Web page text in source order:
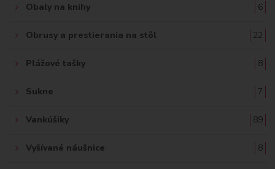
Obaly na knihy 6
Obrusy a prestierania na stôl 22
Plážové tašky 8
Sukne 7
Vankúšiky 89
Vyšívané náušnice 8